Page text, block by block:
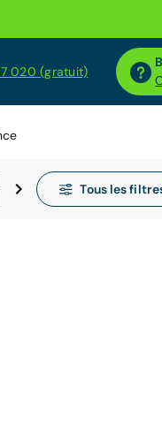
020 (gratuit)
Kilométrage
Tous les